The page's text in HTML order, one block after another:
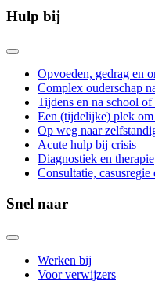
Hulp bij
Opvoeden, gedrag en
Complex ouderschap
Tijdens en na school
Een (tijdelijke) plek
Op weg naar
Acute hulp bij crisis
Diagnostiek en therapie
Consultatie,
Snel naar
Werken bij
Voor verwijzers